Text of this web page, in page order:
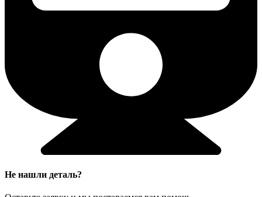
Не нашли деталь?